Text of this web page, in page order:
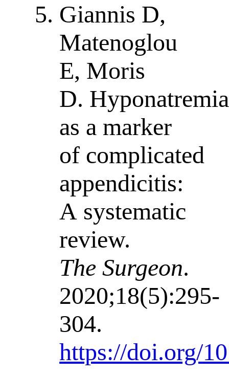
Giannis D,
Matenoglou
E, Moris
D. Hyponatremia
as a marker
of complicated
appendicitis:
A systematic
review.
The Surgeon.
2020;18(5):295-
304.
https://doi.org/